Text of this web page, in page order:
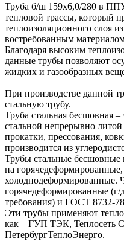
Труба б/ш 159х6,0/280 в
тепловой трассы, который
теплоизоляционного слоя
востребованным
Благодаря высоким
данные трубы позволяют
жидких и газообразных
При производстве данной
стальную трубу.
Труба стальная бесшовная –
стальной непрерывно
прокатки, прессования,
производится из
Трубы стальные бесшовные
на
холоднодеформированные.
горячедеформированные
требования) и ГОСТ 8732-
Эти трубы применяют
как – ГУП ТЭК, Теплосеть
ПетербургТеплоЭнерго.